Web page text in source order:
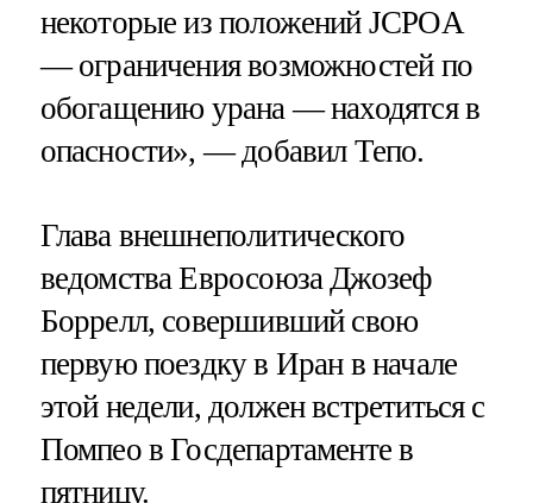
некоторые из положений JCPOA
— ограничения возможностей по
обогащению урана — находятся в
опасности», — добавил Тепо.
Глава внешнеполитического
ведомства Евросоюза Джозеф
Боррелл, совершивший свою
первую поездку в Иран в начале
этой недели, должен встретиться с
Помпео в Госдепартаменте в
пятницу.